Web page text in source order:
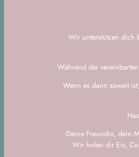
Wir unterstützen dich
Während der
Wenn es dann soweit
Deine Freundin, dein
Wir holen dir Eis,